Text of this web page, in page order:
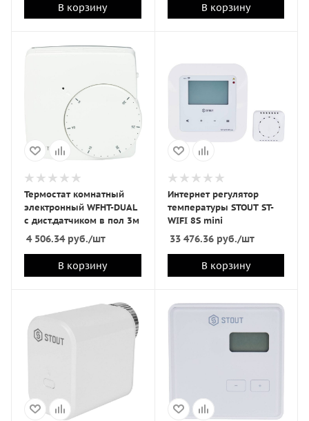
В корзину В корзину
Термостат комнатный
электронный WFHT-DUAL
с дист.датчиком в пол 3м
4 506.34руб./шт
В корзину
Интернет регулятор
температуры STOUT ST-
WIFI 8S mini
33 476.36руб./шт
В корзину